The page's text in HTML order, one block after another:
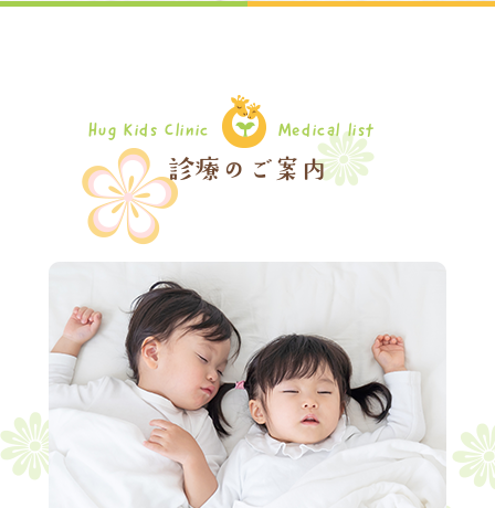
Hug Kids Clinic Medical list
診療のご案内